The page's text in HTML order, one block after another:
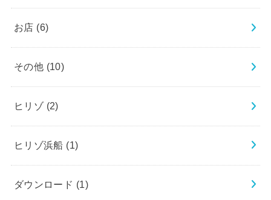
お店 (6)
その他 (10)
ヒリゾ (2)
ヒリゾ浜船 (1)
ダウンロード (1)